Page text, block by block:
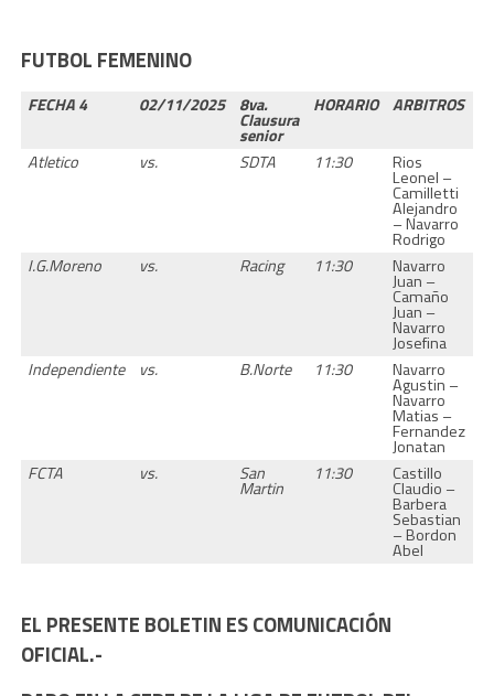
FUTBOL FEMENINO
FECHA 4 02/11/2025 8va.
Clausura
senior
HORARIO ARBITROS
Atletico vs. SDTA 11:30 Rios
Leonel –
Camilletti
Alejandro
– Navarro
Rodrigo
I.G.Moreno
vs. Racing 11:30 Navarro
Juan –
Camaño
Juan –
Navarro
Josefina
Independiente
vs. B.Norte 11:30 Navarro
Agustin –
Navarro
Matias –
Fernandez
Jonatan
FCTA
vs. San
Martin
11:30 Castillo
Claudio –
Barbera
Sebastian
– Bordon
Abel
EL PRESENTE BOLETIN ES COMUNICACIÓN
OFICIAL.-